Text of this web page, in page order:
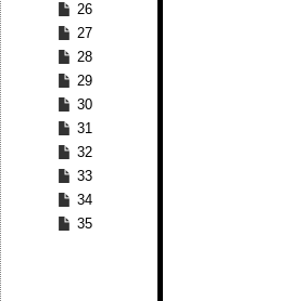
26
27
28
29
30
31
32
33
34
35